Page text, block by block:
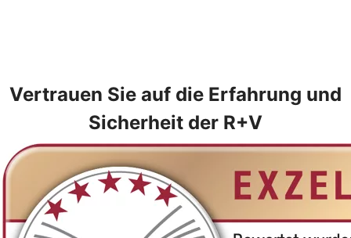
Vertrauen Sie auf die Erfahrung und
Sicherheit der R+V